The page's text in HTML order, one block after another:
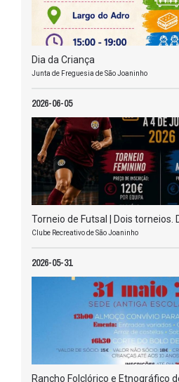
Dia da Criança
Junta de Freguesia de São Joaninho
2026-06-05
Torneio de Futsal | Dois torneios.
Clube Recreativo de São Joaninho
2026-05-31
Rancho Folclórico e Etnográfico